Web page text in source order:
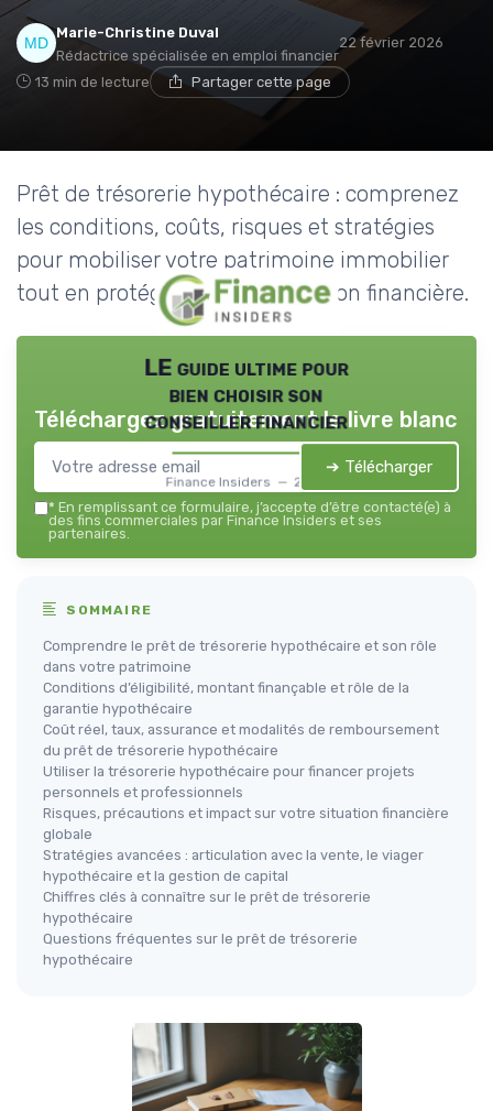
Marie-Christine Duval
Rédactrice spécialisée en emploi financier
22 février 2026
13 min de lecture Partager cette page
Prêt de trésorerie hypothécaire : comprenez
les conditions, coûts, risques et stratégies
pour mobiliser votre patrimoine immobilier
tout en protégeant votre situation financière.
LE guide ultime pour
bien choisir son
conseiller financier
Finance Insiders — 2026
Téléchargez gratuitement le livre blanc
➔ Télécharger
* En remplissant ce formulaire, j’accepte d’être contacté(e) à
des fins commerciales par Finance Insiders et ses
partenaires.
SOMMAIRE
Comprendre le prêt de trésorerie hypothécaire et son rôle
dans votre patrimoine
Conditions d’éligibilité, montant finançable et rôle de la
garantie hypothécaire
Coût réel, taux, assurance et modalités de remboursement
du prêt de trésorerie hypothécaire
Utiliser la trésorerie hypothécaire pour financer projets
personnels et professionnels
Risques, précautions et impact sur votre situation financière
globale
Stratégies avancées : articulation avec la vente, le viager
hypothécaire et la gestion de capital
Chiffres clés à connaître sur le prêt de trésorerie
hypothécaire
Questions fréquentes sur le prêt de trésorerie
hypothécaire